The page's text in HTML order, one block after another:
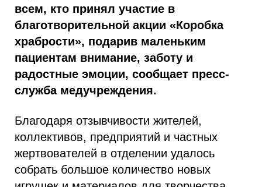
всем, кто принял участие в
благотворительной акции «Коробка
храбрости», подарив маленьким
пациентам внимание, заботу и
радостные эмоции, сообщает пресс-
служба медучреждения.
Благодаря отзывчивости жителей,
коллективов, предприятий и частных
жертвователей в отделении удалось
собрать большое количество новых